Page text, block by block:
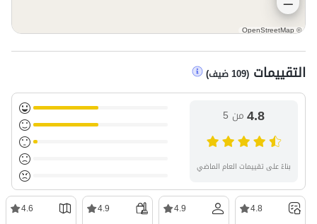
©
OpenStreetMap
التقييمات (
109ضيف)
4.8من 5
بناءً على تقييمات العام الماضي
4.8
4.9
4.9
4.6